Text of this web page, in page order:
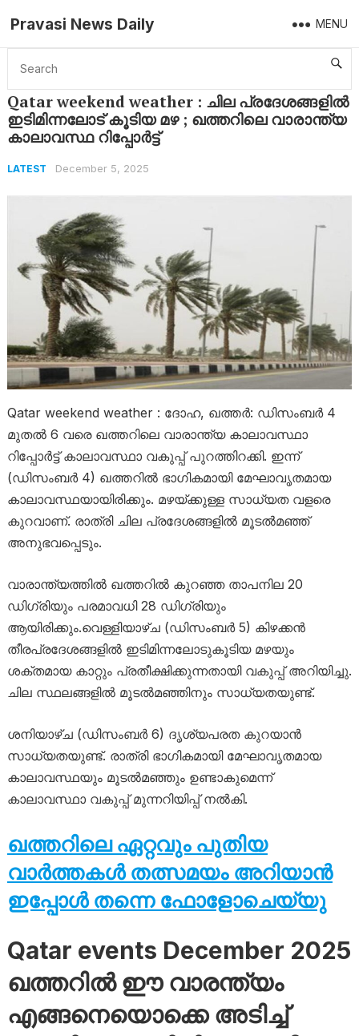
Pravasi News Daily MENU
Home Latest Qatar weekend weather : ചില പ്രദേശങ്ങളിൽ ഇടിമിന്നലോട് കൂടിയ മഴ ; ഖത്തറിലെ വാരാന്ത്യ കാലാവസ്ഥ റിപ്പോർട്ട്
Qatar weekend weather : ചില പ്രദേശങ്ങളിൽ
ഇടിമിന്നലോട് കൂടിയ മഴ ; ഖത്തറിലെ വാരാന്ത്യ
കാലാവസ്ഥ റിപ്പോർട്ട്
LATEST December 5, 2025
Qatar weekend weather : ദോഹ, ഖത്തർ: ഡിസംബർ 4
മുതൽ 6 വരെ ഖത്തറിലെ വാരാന്ത്യ കാലാവസ്ഥാ
റിപ്പോർട്ട് കാലാവസ്ഥാ വകുപ്പ് പുറത്തിറക്കി. ഇന്ന്
(ഡിസംബർ 4) ഖത്തറിൽ ഭാഗികമായി മേഘാവൃതമായ
കാലാവസ്ഥയായിരിക്കും. മഴയ്ക്കുള്ള സാധ്യത വളരെ
കുറവാണ്. രാത്രി ചില പ്രദേശങ്ങളിൽ മൂടൽമഞ്ഞ്
അനുഭവപ്പെടും.
വാരാന്ത്യത്തിൽ ഖത്തറിൽ കുറഞ്ഞ താപനില 20
ഡിഗ്രിയും പരമാവധി 28 ഡിഗ്രിയും
ആയിരിക്കും.വെള്ളിയാഴ്ച (ഡിസംബർ 5) കിഴക്കൻ
തീരപ്രദേശങ്ങളിൽ ഇടിമിന്നലോടുകൂടിയ മഴയും
ശക്തമായ കാറ്റും പ്രതീക്ഷിക്കുന്നതായി വകുപ്പ് അറിയിച്ചു.
ചില സ്ഥലങ്ങളിൽ മൂടൽമഞ്ഞിനും സാധ്യതയുണ്ട്.
ശനിയാഴ്ച (ഡിസംബർ 6) ദൃശ്യപരത കുറയാൻ
സാധ്യതയുണ്ട്. രാത്രി ഭാഗികമായി മേഘാവൃതമായ
കാലാവസ്ഥയും മൂടൽമഞ്ഞും ഉണ്ടാകുമെന്ന്
കാലാവസ്ഥാ വകുപ്പ് മുന്നറിയിപ്പ് നൽകി.
ഖത്തറിലെ ഏറ്റവും പുതിയ
വാർത്തകൾ തത്സമയം അറിയാൻ
ഇപ്പോൾ തന്നെ ഫോളോചെയ്യു
Qatar events December 2025
ഖത്തറിൽ ഈ വാരന്ത്യം
എങ്ങനെയൊക്കെ അടിച്ച്